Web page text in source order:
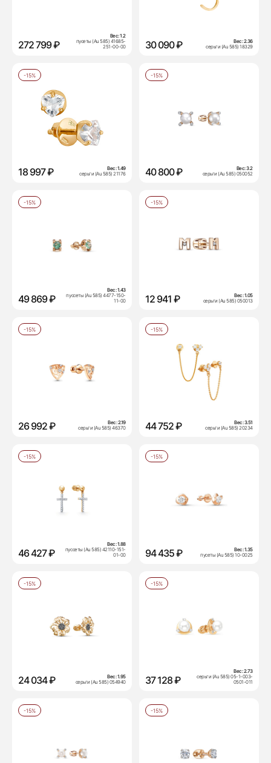
272 799 ₽
Вес:1.2
пусеты (Au 585) 41685-
251-00-00
30 090 ₽ Вес:2.36
серьги (Au 585) 18329
-15%
18 997 ₽ Вес:1.49
серьги (Au 585) 21176
-15%
40 800 ₽ Вес:3.2
серьги (Au 585) 050052
-15%
49 869 ₽
Вес:1.43
пуссеты (Au 585) 4477-150-
11-00
-15%
12 941 ₽ Вес:1.05
серьги (Au 585) 050013
-15%
26 992 ₽ Вес:2.19
серьги (Au 585) 46370
-15%
44 752 ₽ Вес:3.51
серьги (Au 585) 20234
-15%
46 427 ₽
Вес:1.88
пуссеты (Au 585) 42110-151-
01-00
-15%
94 435 ₽ Вес:1.35
пусеты (Au 585) 10-0025
-15%
24 034 ₽ Вес:1.95
серьги (Au 585) 054940
-15%
37 128 ₽
Вес:2.73
серьги (Au 585) 05-1-003-
0501-011
-15% -15%